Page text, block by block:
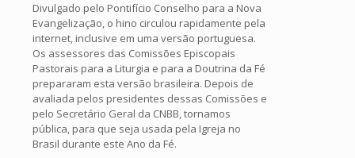
Divulgado pelo Pontifício Conselho para a Nova
Evangelização, o hino circulou rapidamente pela
internet, inclusive em uma versão portuguesa.
Os assessores das Comissões Episcopais
Pastorais para a Liturgia e para a Doutrina da Fé
prepararam esta versão brasileira. Depois de
avaliada pelos presidentes dessas Comissões e
pelo Secretário Geral da CNBB, tornamos
pública, para que seja usada pela Igreja no
Brasil durante este Ano da Fé.